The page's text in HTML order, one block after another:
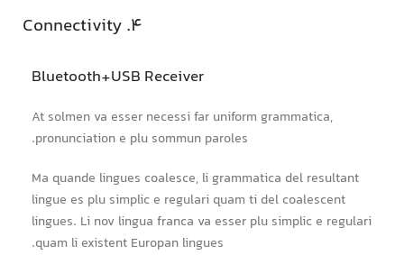
4. Connectivity
Bluetooth+USB Receiver
At solmen va esser necessi far uniform grammatica,
pronunciation e plu sommun paroles.
Ma quande lingues coalesce, li grammatica del resultant
lingue es plu simplic e regulari quam ti del coalescent
lingues. Li nov lingua franca va esser plu simplic e regulari
quam li existent Europan lingues.